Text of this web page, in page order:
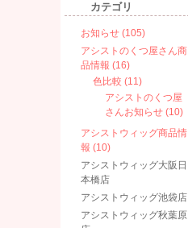
カテゴリ
お知らせ (105)
アシストのくつ屋さん商
品情報 (16)
色比較 (11)
アシストのくつ屋
さんお知らせ (10)
アシストウィッグ商品情
報 (10)
アシストウィッグ大阪日
本橋店
アシストウィッグ池袋店
アシストウィッグ秋葉原